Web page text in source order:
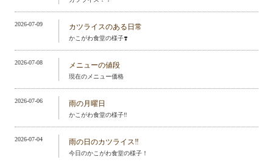
2026-07-09 カツライスのある日常
かこがわ食堂の様子❣️
2026-07-08 メニューの値段
現在のメニュー価格
2026-07-06 雨の月曜日
かこがわ食堂の様子‼️
2026-07-04 雨の日のカツライス‼️
今日のかこがわ食堂の様子！